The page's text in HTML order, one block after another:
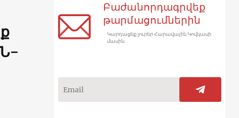
Բաժանորդագրվեք
թարմացումներին
Կարդացեք լուրեր Հարավային Կովկասի
մասին